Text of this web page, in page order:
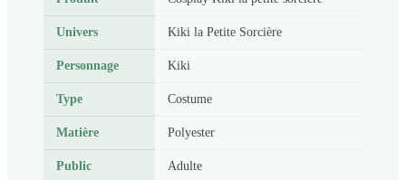
Univers Kiki la Petite Sorcière
Personnage Kiki
Type Costume
Matière Polyester
Public Adulte